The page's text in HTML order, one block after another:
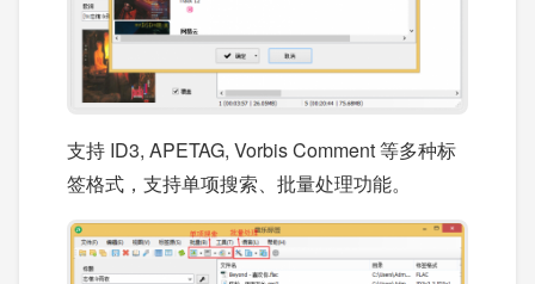
支持 ID3, APETAG, Vorbis Comment 等多种标
签格式，支持单项搜索、批量处理功能。